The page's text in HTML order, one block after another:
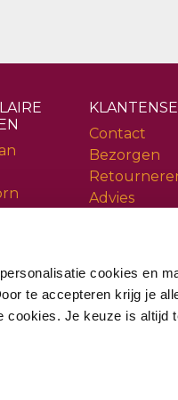
cookies en
te accepteren krijg je
cookies. Je keuze is altijd
Contact
Bezorgen
Advies